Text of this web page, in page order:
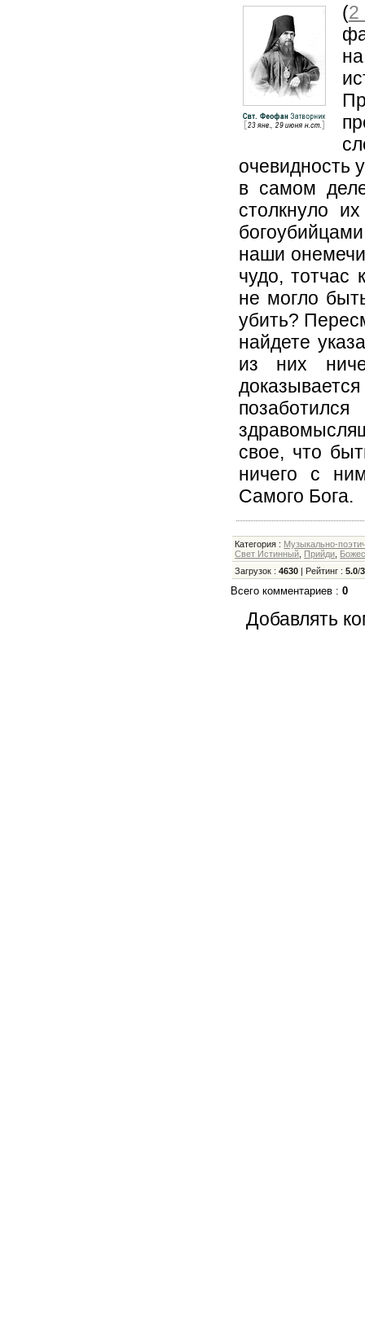
(
очевидность
в самом
столкнуло
наши
чудо, тотчас
не могло
убить?
найдете
из них
свое, что
ничего с
Самого Бога.
Категория : Музыкально-
Свет Истинный
Прийди
Загрузок :4630 Рейтинг :5.0/3
Всего комментариев :0
Добавлять